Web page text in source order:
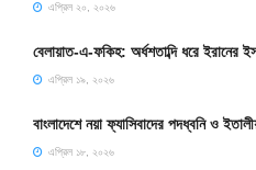
এপ্রিল ২০, ২০২৬
বেলায়াত-এ-ফকিহ: অর্ধশতাব্দি ধরে ইরানের
এপ্রিল ১৯, ২০২৬
বাংলাদেশে নয়া ফ্যাসিবাদের পদধ্বনি ও
এপ্রিল ১৮, ২০২৬